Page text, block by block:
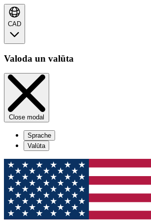
CAD
Valoda un valūta
Close modal
Sprache
Valūta